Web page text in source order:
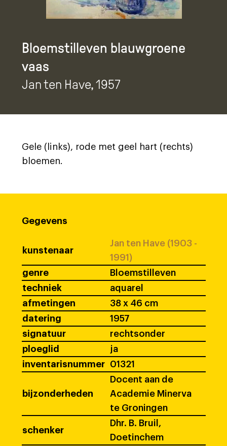
Bloemstilleven blauwgroene
vaas
Jan ten Have, 1957
Gele (links), rode met geel hart (rechts)
bloemen.
Gegevens
kunstenaar
Jan ten Have (1903 -
1991)
genre
Bloemstilleven
techniek
aquarel
afmetingen
38 x 46 cm
datering
1957
signatuur
rechtsonder
ploeglid
ja
inventarisnummer
01321
bijzonderheden
Docent aan de
Academie Minerva
te Groningen
schenker
Dhr. B. Bruil,
Doetinchem